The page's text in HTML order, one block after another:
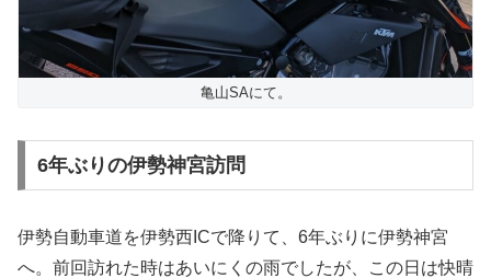
亀山SAにて。
6年ぶりの伊勢神宮訪問
伊勢自動車道を伊勢西ICで降りて、6年ぶりに伊勢神宮
へ。前回訪れた時はあいにくの雨でしたが、この日は快晴